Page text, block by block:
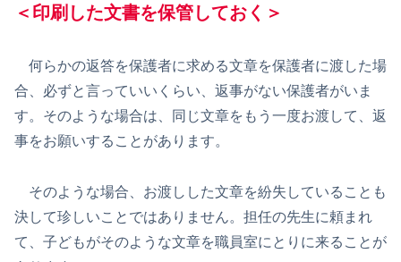
＜印刷した文書を保管しておく＞
何らかの返答を保護者に求める文章を保護者に渡した場
合、必ずと言っていいくらい、返事がない保護者がいま
す。そのような場合は、同じ文章をもう一度お渡して、返
事をお願いすることがあります。
そのような場合、お渡しした文章を紛失していることも
決して珍しいことではありません。担任の先生に頼まれ
て、子どもがそのような文章を職員室にとりに来ることが